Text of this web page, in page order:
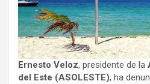
Ernesto Veloz, presidente de la
del Este (ASOLESTE), ha